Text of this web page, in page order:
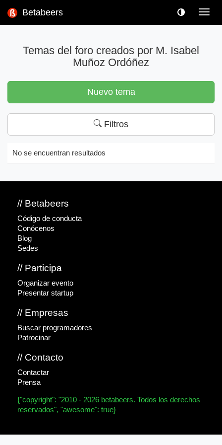
Betabeers
Temas del foro creados por M. Isabel
Muñoz Ordóñez
Nuevo tema
Filtros
No se encuentran resultados
// Betabeers
Código de conducta
Conócenos
Blog
Sedes
// Participa
Organizar evento
Presentar startup
// Empresas
Buscar programadores
Patrocinar
// Contacto
Contactar
Prensa
{"copyright": "2010 - 2026 betabeers. Todos los derechos
reservados", "awesome": true}